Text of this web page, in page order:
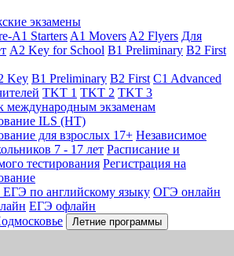
экзамены
A1 Starters A1 Movers A2 Flyers Для
A2 Key for School B1 Preliminary B2 First
Key B1 Preliminary B2 First C1 Advanced
TKT 1 TKT 2 TKT 3
международным экзаменам
ILS (НТ)
для взрослых 17+ Независимое
7 - 17 лет Расписание и
тестирования Регистрация на
по английскому языку ОГЭ онлайн
ЕГЭ офлайн
Летние программы